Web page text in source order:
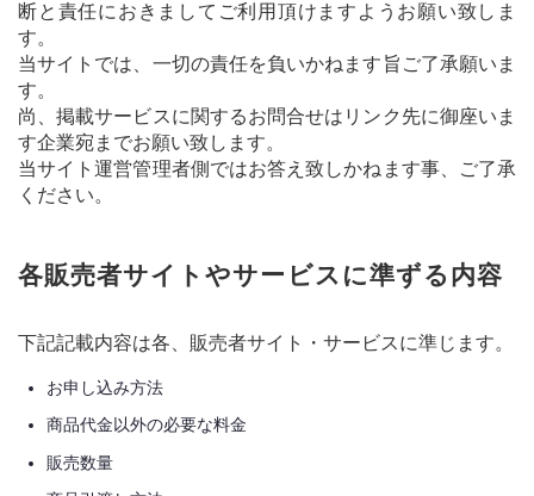
断と責任におきましてご利用頂けますようお願い致しま
す。
当サイトでは、一切の責任を負いかねます旨ご了承願いま
す。
尚、掲載サービスに関するお問合せはリンク先に御座いま
す企業宛までお願い致します。
当サイト運営管理者側ではお答え致しかねます事、ご了承
ください。
各販売者サイトやサービスに準ずる内容
下記記載内容は各、販売者サイト・サービスに準じます。
お申し込み方法
商品代金以外の必要な料金
販売数量